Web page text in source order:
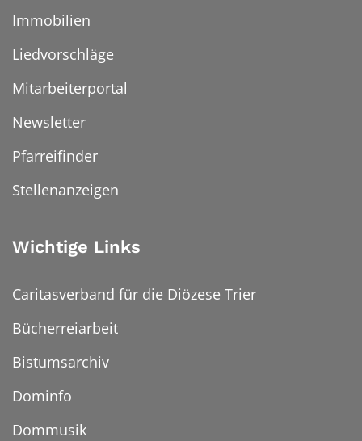
Immobilien
Liedvorschläge
Mitarbeiterportal
Newsletter
Pfarreifinder
Stellenanzeigen
Wichtige Links
Caritasverband für die Diözese Trier
Bücherreiarbeit
Bistumsarchiv
Dominfo
Dommusik